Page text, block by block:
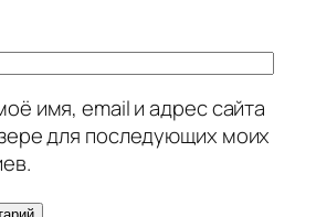
имя, email и адрес сайта
для последующих моих